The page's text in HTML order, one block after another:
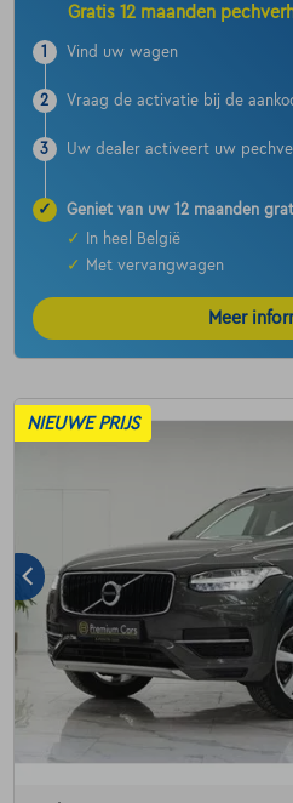
Gratis 12 maanden
1 Vind uw wagen
2 Vraag de activatie bij de
3 Uw dealer activeert uw
✓
Geniet van uw 12 maanden
✓
In heel België
✓
Met vervangwagen
Meer
NIEUWE PRIJS